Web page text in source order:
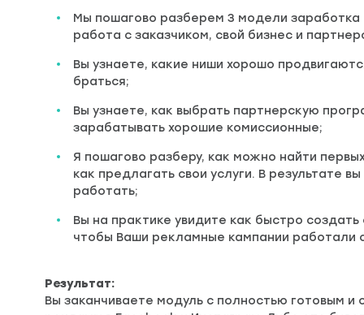
Мы пошагово разберем 3 модели
работа с заказчиком, свой бизнес и
Вы узнаете, какие ниши хорошо
браться;
Вы узнаете, как выбрать партнерскую
зарабатывать хорошие комиссионные;
Я пошагово разберу, как можно найти
как предлагать свои услуги. В результате
работать;
Вы на практике увидите как быстро
чтобы Ваши рекламные кампании
Результат:
Вы заканчиваете модуль с полностью готовым